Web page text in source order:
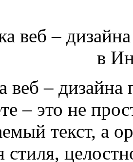
веб –
– это не
текст, а
стиля,